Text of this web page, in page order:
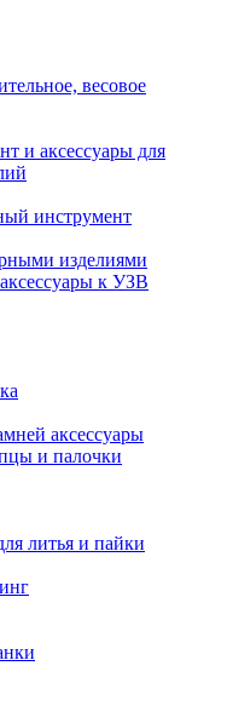
весовое
и аксессуары для
инструмент
изделиями
к УЗВ
аксессуары
и палочки
литья и пайки